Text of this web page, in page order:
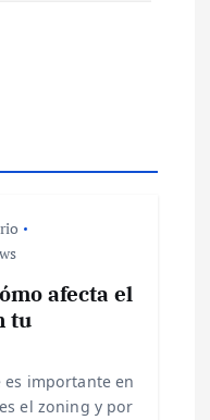
afecta el
tu
es importante en
el zoning y por